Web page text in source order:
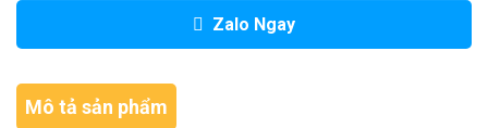
Zalo Ngay
Mô tả sản phẩm